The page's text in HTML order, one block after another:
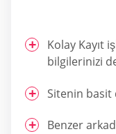
Kolay Kayıt
bilgilerinizi
Sitenin basit
Benzer